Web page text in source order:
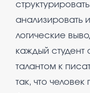
анализировать
логические
каждый
талантом к
так, что